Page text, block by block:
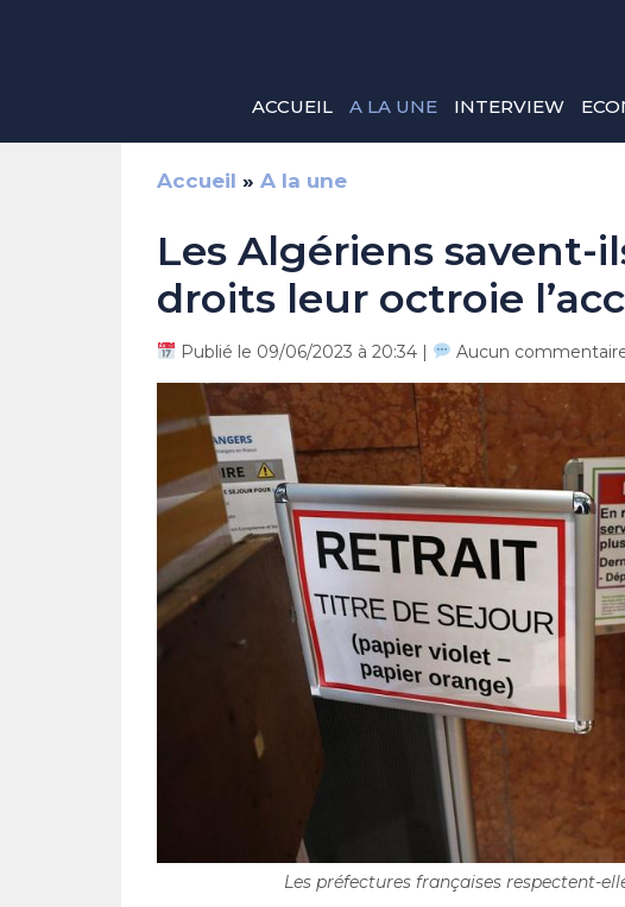
ACCUEIL A LA UNE INTERVIEW
Accueil » A la une
Les Algériens savent-
droits leur octroie
Publié le 09/06/2023 à 20:34 | Aucun
Les préfectures françaises respectent-